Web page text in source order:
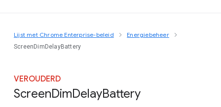
Elk platform
Lijst met Chrome Enterprise-beleid Energiebeheer
ScreenDimDelayBattery
VEROUDERD
ScreenDimDelayBattery